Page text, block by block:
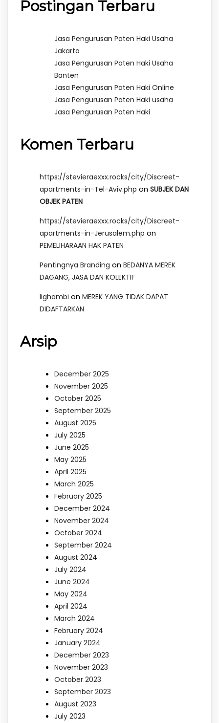
Postingan Terbaru
Jasa Pengurusan Paten Haki Usaha
Jakarta
Jasa Pengurusan Paten Haki Usaha
Banten
Jasa Pengurusan Paten Haki Online
Jasa Pengurusan Paten Haki usaha
Jasa Pengurusan Paten Haki
Komen Terbaru
https://stevieraexxx.rocks/city/Discreet-
apartments-in-Tel-Aviv.php on SUBJEK DAN
OBJEK PATEN
https://stevieraexxx.rocks/city/Discreet-
apartments-in-Jerusalem.php on
PEMELIHARAAN HAK PATEN
Pentingnya Branding on BEDANYA MEREK
DAGANG, JASA DAN KOLEKTIF
lighambi on MEREK YANG TIDAK DAPAT
DIDAFTARKAN
Arsip
December 2025
November 2025
October 2025
September 2025
August 2025
July 2025
June 2025
May 2025
April 2025
March 2025
February 2025
December 2024
November 2024
October 2024
September 2024
August 2024
July 2024
June 2024
May 2024
April 2024
March 2024
February 2024
January 2024
December 2023
November 2023
October 2023
September 2023
August 2023
July 2023